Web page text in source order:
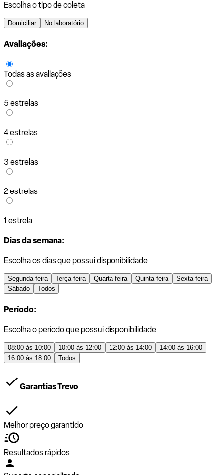
Escolha o tipo de coleta
Domiciliar No laboratório
Avaliações:
Todas as avaliações
5 estrelas
4 estrelas
3 estrelas
2 estrelas
1 estrela
Dias da semana:
Escolha os dias que possui disponibilidade
Segunda-feira Terça-feira Quarta-feira Quinta-feira
Sexta-feira
Sábado
Todos
Período:
Escolha o período que possui disponibilidade
08:00 às 10:00 10:00 às 12:00 12:00 às 14:00
14:00 às 16:00
16:00 às 18:00
Todos
Garantias Trevo
Melhor preço garantido
Resultados rápidos